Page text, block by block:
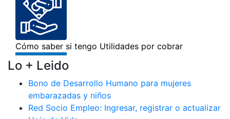
Lo + Leido
Bono de Desarrollo Humano para mujeres
embarazadas y niños
Red Socio Empleo: Ingresar, registrar o actualizar